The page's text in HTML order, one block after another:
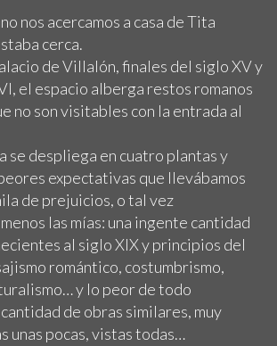
nos acercamos a casa de Tita
cerca.
de Villalón, finales del siglo XV y
el espacio alberga restos romanos
no son visitables con la entrada al
se despliega en cuatro plantas y
expectativas que llevábamos
de prejuicios, o tal vez
las mías: una ingente cantidad
al siglo XIX y principios del
romántico, costumbrismo,
y lo peor de todo
de obras similares, muy
unas pocas, vistas todas…